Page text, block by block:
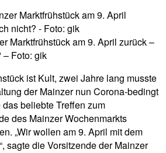
Marktfrühstück am 9. April zurück –
– Foto: gik
ist Kult, zwei Jahre lang musste
der Mainzer nun Corona-bedingt
beliebte Treffen zum
des Mainzer Wochenmarkts
„Wir wollen am 9. April mit dem
sagte die Vorsitzende der Mainzer